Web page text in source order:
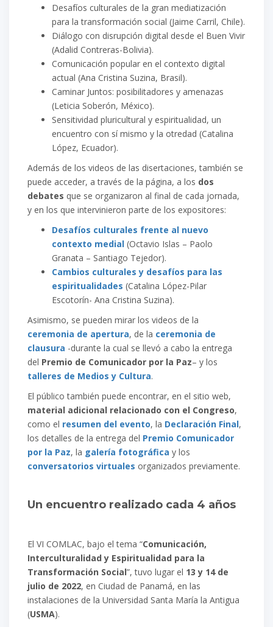
Desafíos culturales de la gran mediatización
para la transformación social (Jaime Carril, Chile).
Diálogo con disrupción digital desde el Buen Vivir
(Adalid Contreras-Bolivia).
Comunicación popular en el contexto digital
actual (Ana Cristina Suzina, Brasil).
Caminar Juntos: posibilitadores y amenazas
(Leticia Soberón, México).
Sensitividad pluricultural y espiritualidad, un
encuentro con sí mismo y la otredad (Catalina
López, Ecuador).
Además de los videos de las disertaciones, también se
puede acceder, a través de la página, a los dos
debates que se organizaron al final de cada jornada,
y en los que intervinieron parte de los expositores:
Desafíos culturales frente al nuevo
contexto medial (Octavio Islas – Paolo
Granata – Santiago Tejedor).
Cambios culturales y desafíos para las
espiritualidades (Catalina López-Pilar
Escotorín- Ana Cristina Suzina).
Asimismo, se pueden mirar los videos de la
ceremonia de apertura, de la ceremonia de
clausura -durante la cual se llevó a cabo la entrega
del Premio de Comunicador por la Paz– y los
talleres de Medios y Cultura.
El público también puede encontrar, en el sitio web,
material adicional relacionado con el Congreso,
como el resumen del evento, la Declaración Final,
los detalles de la entrega del Premio Comunicador
por la Paz, la galería fotográfica y los
conversatorios virtuales organizados previamente.
Un encuentro realizado cada 4 años
El VI COMLAC, bajo el tema “Comunicación,
Interculturalidad y Espiritualidad para la
Transformación Social”, tuvo lugar el 13 y 14 de
julio de 2022, en Ciudad de Panamá, en las
instalaciones de la Universidad Santa María la Antigua
(USMA).